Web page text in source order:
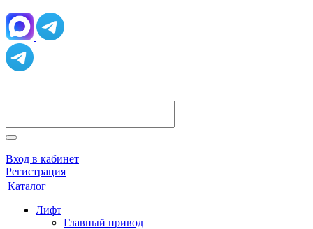
Вход в кабинет
Регистрация
Каталог
Лифт
Главный привод